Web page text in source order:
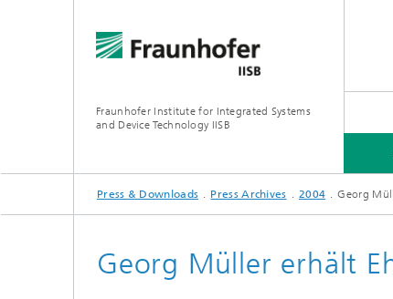
Fraunhofer Institute for Integrated Systems
and Device Technology IISB
ABOUT US
RESEARCH AREAS
Press & Downloads Press Archives 2004 Georg
Georg Müller erhält